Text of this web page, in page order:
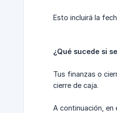
Esto incluirá la
¿Qué sucede si
Tus finanzas o
cierre de caja.
A continuación, en